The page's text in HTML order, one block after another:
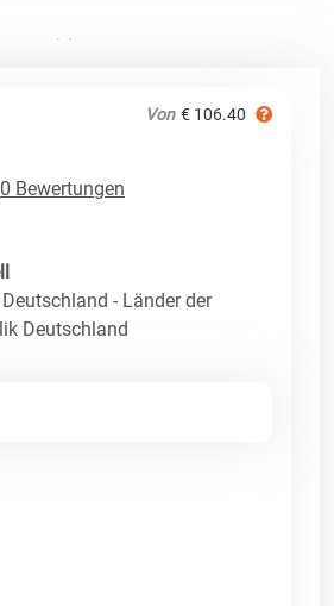
Von € 106.40
0 Bewertungen
- Länder der
Deutschland